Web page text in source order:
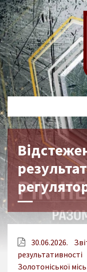
30.06.2026.
Золотоніської